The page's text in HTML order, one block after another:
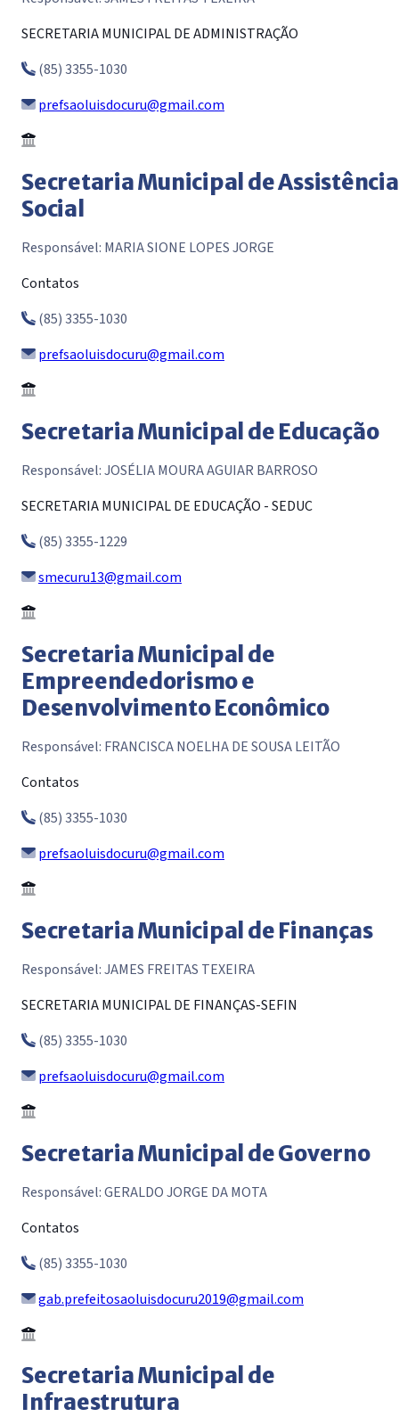
SECRETARIA MUNICIPAL DE ADMINISTRAÇÃO
(85) 3355-1030
prefsaoluisdocuru@gmail.com
Secretaria Municipal de Assistência
Social
Responsável: MARIA SIONE LOPES JORGE
Contatos
(85) 3355-1030
prefsaoluisdocuru@gmail.com
Secretaria Municipal de Educação
Responsável: JOSÉLIA MOURA AGUIAR BARROSO
SECRETARIA MUNICIPAL DE EDUCAÇÃO - SEDUC
(85) 3355-1229
smecuru13@gmail.com
Secretaria Municipal de
Empreendedorismo e
Desenvolvimento Econômico
Responsável: FRANCISCA NOELHA DE SOUSA LEITÃO
Contatos
(85) 3355-1030
prefsaoluisdocuru@gmail.com
Secretaria Municipal de Finanças
Responsável: JAMES FREITAS TEXEIRA
SECRETARIA MUNICIPAL DE FINANÇAS-SEFIN
(85) 3355-1030
prefsaoluisdocuru@gmail.com
Secretaria Municipal de Governo
Responsável: GERALDO JORGE DA MOTA
Contatos
(85) 3355-1030
gab.prefeitosaoluisdocuru2019@gmail.com
Secretaria Municipal de
Infraestrutura